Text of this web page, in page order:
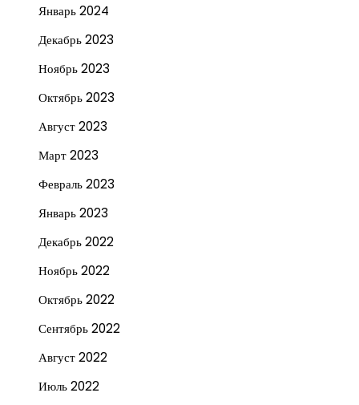
Январь 2024
Декабрь 2023
Ноябрь 2023
Октябрь 2023
Август 2023
Март 2023
Февраль 2023
Январь 2023
Декабрь 2022
Ноябрь 2022
Октябрь 2022
Сентябрь 2022
Август 2022
Июль 2022